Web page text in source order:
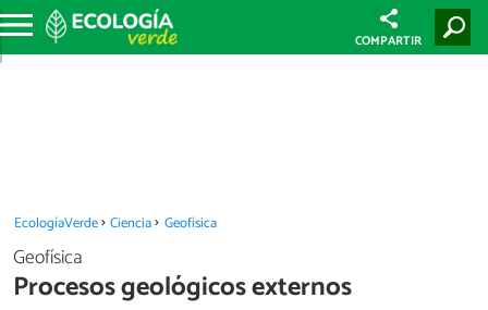
COMPARTIR
EcologíaVerde Ciencia Geofísica
Geofísica
Procesos geológicos externos